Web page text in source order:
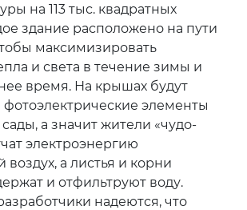
на 113 тыс. квадратных
здание расположено на пути
максимизировать
и света в течение зимы и
время. На крышах будут
элементы
а значит жители «чудо-
электроэнергию
а листья и корни
и отфильтруют воду.
надеются, что